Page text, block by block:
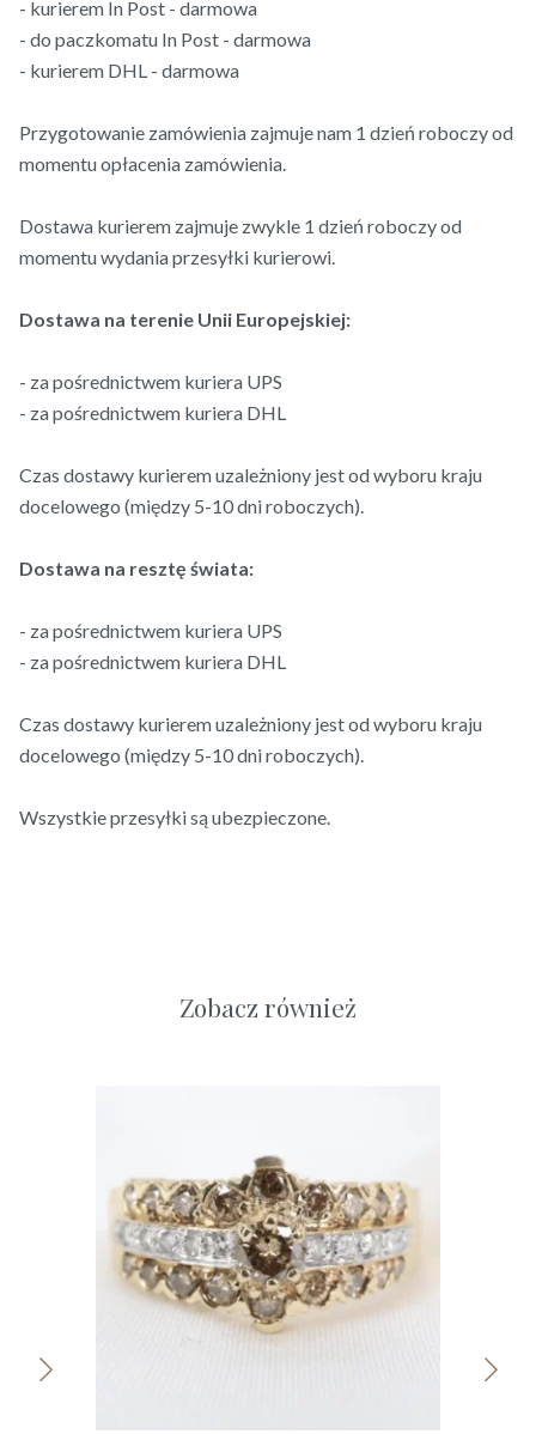
- kurierem In Post - darmowa
- do paczkomatu In Post - darmowa
- kurierem DHL - darmowa
Przygotowanie zamówienia zajmuje nam 1 dzień roboczy od
momentu opłacenia zamówienia.
Dostawa kurierem zajmuje zwykle 1 dzień roboczy od
momentu wydania przesyłki kurierowi.
Dostawa na terenie Unii Europejskiej:
- za pośrednictwem kuriera UPS
- za pośrednictwem kuriera DHL
Czas dostawy kurierem uzależniony jest od wyboru kraju
docelowego (między 5-10 dni roboczych).
Dostawa na resztę świata:
- za pośrednictwem kuriera UPS
- za pośrednictwem kuriera DHL
Czas dostawy kurierem uzależniony jest od wyboru kraju
docelowego (między 5-10 dni roboczych).
Wszystkie przesyłki są ubezpieczone.
Zobacz również